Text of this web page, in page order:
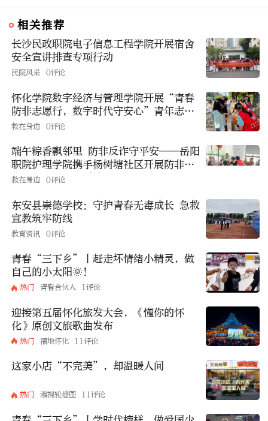
相关推荐
长沙民政职院电子信息工程学院开展宿舍
安全宣讲排查专项行动
民院风采 0评论
怀化学院数字经济与管理学院开展“青春
防非志愿行，数字时代守安心”青年志愿
者活动
救在身边 0评论
端午粽香飘邻里 防非反诈守平安——岳阳
职院护理学院携手杨树塘社区开展防非反
诈主题志愿服务活动
救在身边 0评论
东安县崇德学校：守护青春无毒成长 急救
宣教筑牢防线
教育资讯 0评论
青春“三下乡”丨赶走坏情绪小精灵，做
自己的小太阳🌞！
热门 青春合伙人 1评论
迎接第五届怀化旅发大会，《懂你的怀
化》原创文旅歌曲发布
热门 福地怀化 11评论
这家小店“不完美”，却温暖人间
热门 湘视轮播图 11评论